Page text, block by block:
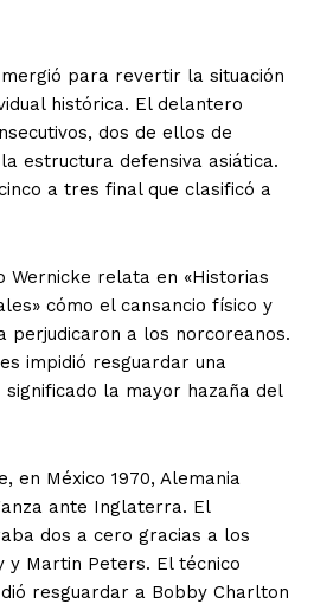
para revertir la situación
histórica. El delantero
dos de ellos de
estructura defensiva asiática.
a tres final que clasificó a
Wernicke relata en «Historias
cómo el cansancio físico y
perjudicaron a los norcoreanos.
impidió resguardar una
significado la mayor hazaña del
en México 1970, Alemania
ante Inglaterra. El
dos a cero gracias a los
y Martin Peters. El técnico
resguardar a Bobby Charlton